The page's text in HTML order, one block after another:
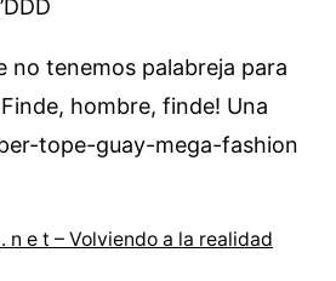
no tenemos palabreja para
hombre, finde! Una
tope-guay-mega-fashion
n e t – Volviendo a la realidad